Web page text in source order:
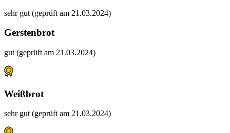
sehr gut (geprüft am 21.03.2024)
Gerstenbrot
gut (geprüft am 21.03.2024)
Weißbrot
sehr gut (geprüft am 21.03.2024)